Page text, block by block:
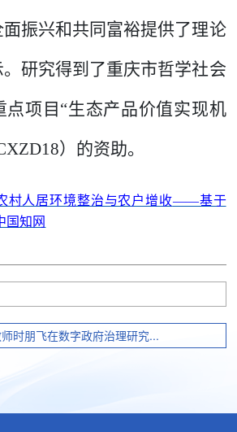
振兴和共同富裕提供了理论
研究得到了重庆市哲学社会
点项目 “生态产品价值实现机
） 的资助。
村人居环境整治与农户增收——基于
国知网
时朋飞在数字政府治理研究...